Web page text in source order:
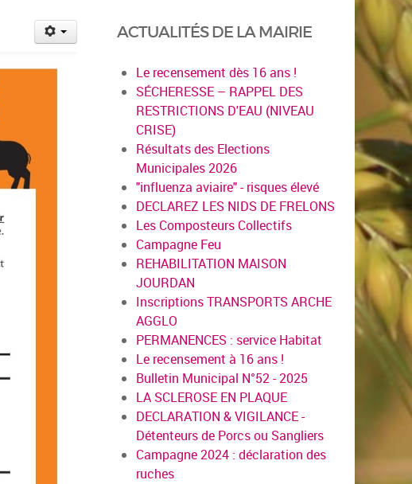
ACTUALITÉS DE LA MAIRIE
Le recensement dès 16 ans !
SÉCHERESSE – RAPPEL DES
RESTRICTIONS D'EAU (NIVEAU
CRISE)
Résultats des Elections
Municipales 2026
"influenza aviaire" - risques élevé
DECLAREZ LES NIDS DE FRELONS
Les Composteurs Collectifs
Campagne Feu
REHABILITATION MAISON
JOURDAN
Inscriptions TRANSPORTS ARCHE
AGGLO
PERMANENCES : service Habitat
Le recensement à 16 ans !
Bulletin Municipal N°52 - 2025
LA SCLEROSE EN PLAQUE
DECLARATION & VIGILANCE -
Détenteurs de Porcs ou Sangliers
Campagne 2024 : déclaration des
ruches